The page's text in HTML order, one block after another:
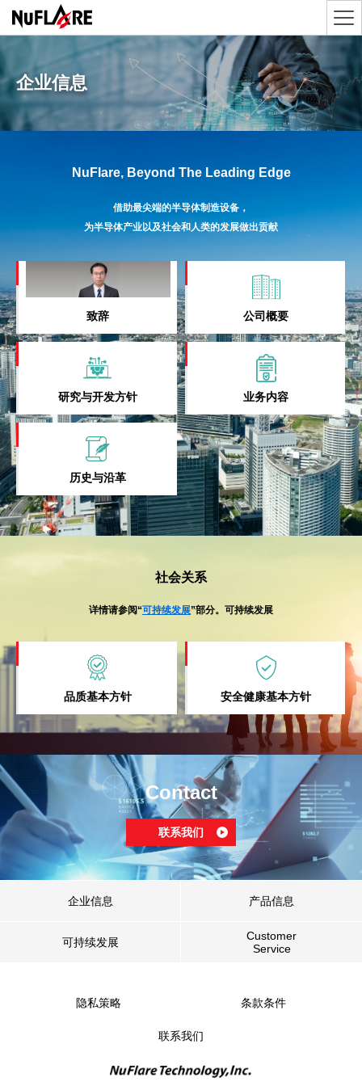
企业信息
NuFlare, Beyond The Leading Edge
借助最尖端的半导体制造设备，
为半导体产业以及社会和人类的发展做出贡献
致辞 公司概要
研究与开发方针 业务内容
历史与沿革
社会关系
详情请参阅“可持续发展”部分。可持续发展
品质基本方针 安全健康基本方针
Contact
联系我们
企业信息 产品信息
可持续发展
Customer
Service
隐私策略 条款条件
联系我们